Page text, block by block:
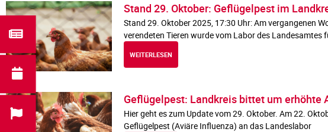
Stand 29. Oktober: Geflügelpest im
Stand 29. Oktober 2025, 17:30 Uhr: Am vergangenen
verendeten Tieren wurde vom Labor des Landesamtes
WEITERLESEN
Geflügelpest: Landkreis bittet um
Hier geht es zum Update vom 29. Oktober. Am 22.
Geflügelpest (Aviäre Influenza) an das Landeslabor